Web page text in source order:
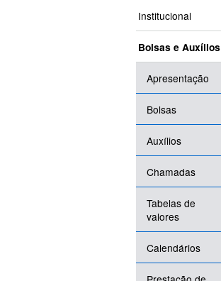
Institucional
Bolsas e Auxílios
Apresentação
Bolsas
Auxílios
Chamadas
Tabelas de
valores
Calendários